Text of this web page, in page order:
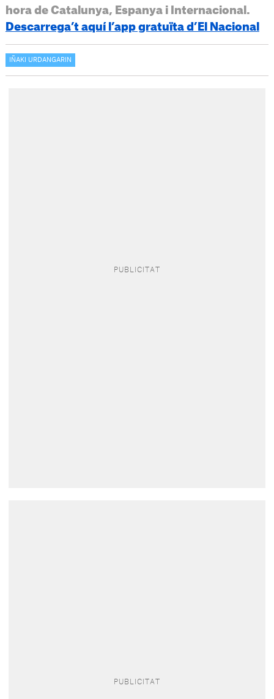
hora de Catalunya, Espanya i Internacional.
Descarrega’t aquí l’app gratuïta d’El Nacional
IÑAKI URDANGARIN